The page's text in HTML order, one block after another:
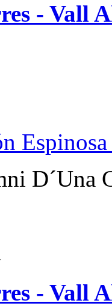
- Vall
D´Una
- Vall